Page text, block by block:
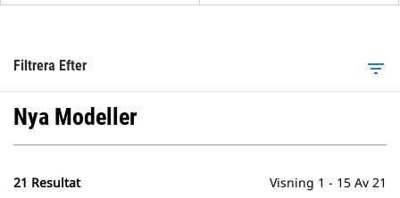
Filtrera Efter filter_list
Nya Modeller
21 Resultat Visning 1 - 15 Av 21